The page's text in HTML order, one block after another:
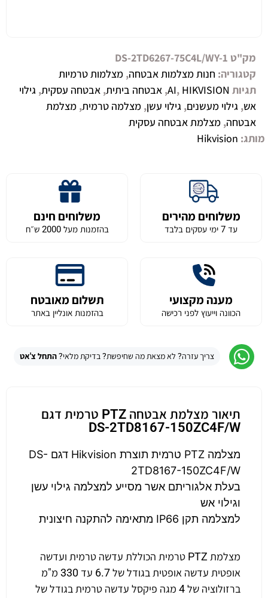
מק"ט DS-2TD6267-75C4L/WY-1
קטגוריה: חנות מצלמות אבטחה, מצלמות טרמיות
תגיות
AI, HIKVISION
, אבטחה ביתית, אבטחה עסקית, גילוי
אש, גילוי מעשנים, גילוי עשן, מצלמה טרמית, מצלמת
אבטחה, מצלמת אבטחה עסקית
מותג: Hikvision
משלוחים מהירים
עד 7 ימי עסקים בלבד
משלוחים חינם
בהזמנות מעל 2000 ש״ח
מענה מקצועי
הכוונה וייעוץ לפני רכישה
תשלום מאובטח
בהזמנות אונליין באתר
צריך עזרה? לא מצאת מה שחיפשת? בדיקת מלאי?התחל צ'אט
תיאור מצלמת אבטחה PTZ טרמית דגם
DS-2TD8167-150ZC4F/W
מצלמה PTZ טרמית תוצרת Hikvision דגם DS-
2TD8167-150ZC4F/W
בעלת אלגוריתם אשר מסייע למצלמה גילוי עשן
וגילוי אש
למצלמה תקן IP66 מתאימה להתקנה חיצונית
מצלמת PTZ טרמית הכוללת עדשה טרמית ועדשה
אופטית עדשה אופטית בגודל של 6.7 עד 330 מ"מ
ברזולוציה של 4 מגה פיקסל עדשה טרמית בגודל של